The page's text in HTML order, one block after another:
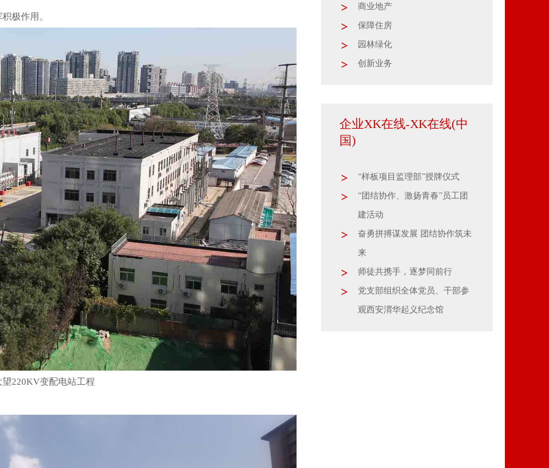
极作用。
望220KV变配电站工程
商业地产
保障住房
园林绿化
创新业务
企业XK在线-XK在线(中
国)
“样板项目监理部”授牌仪式
“团结协作、激扬青春”员工团
建活动
奋勇拼搏谋发展 团结协作筑未
来
师徒共携手，逐梦同前行
党支部组织全体党员、干部参
观西安渭华起义纪念馆